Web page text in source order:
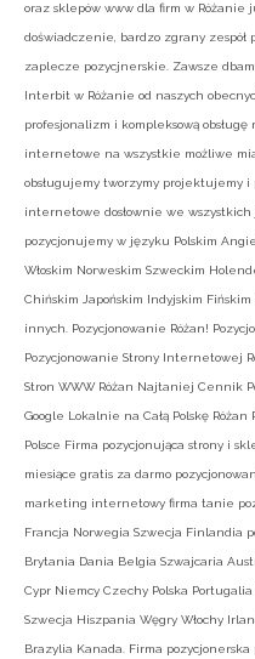
oraz sklepów www dla firm w Różanie
doświadczenie, bardzo zgrany zespół
zaplecze pozycjnerskie. Zawsze
Interbit w Różanie od naszych
profesjonalizm i kompleksową
internetowe na wszystkie możliwe
obsługujemy tworzymy projektujemy
internetowe dosłownie we
pozycjonujemy w języku Polskim
Włoskim Norweskim Szweckim
Chińskim Japońskim Indyjskim
innych. Pozycjonowanie Różan!
Pozycjonowanie Strony Internetowej
Stron WWW Różan Najtaniej Cennik
Google Lokalnie na Całą Polskę
Polsce Firma pozycjonująca strony i
miesiące gratis za darmo
marketing internetowy firma tanie
Francja Norwegia Szwecja Finlandia
Brytania Dania Belgia Szwajcaria
Cypr Niemcy Czechy Polska Portugalia
Szwecja Hiszpania Węgry Włochy
Brazylia Kanada. Firma